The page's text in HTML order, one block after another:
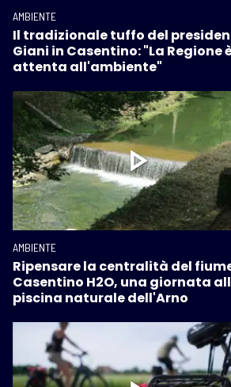
AMBIENTE
Il tradizionale tuffo del
Giani in Casentino: "La Regione
attenta all'ambiente"
AMBIENTE
Ripensare la centralità del
Casentino H2O, una giornata
piscina naturale dell'Arno